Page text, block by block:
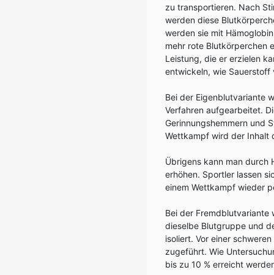
zu transportieren. Nach
werden diese
werden sie mit
mehr rote Blutkörperchen
Leistung, die er erzielen
entwickeln, wie Sauerstoff
Bei der Eigenblutvariante
Verfahren aufgearbeitet.
Gerinnungshemmern und
Wettkampf wird der Inhalt
Übrigens kann man durch
erhöhen. Sportler lassen
einem Wettkampf wieder
Bei der Fremdblutvariante
dieselbe Blutgruppe und
isoliert. Vor einer
zugeführt. Wie
bis zu 10 % erreicht